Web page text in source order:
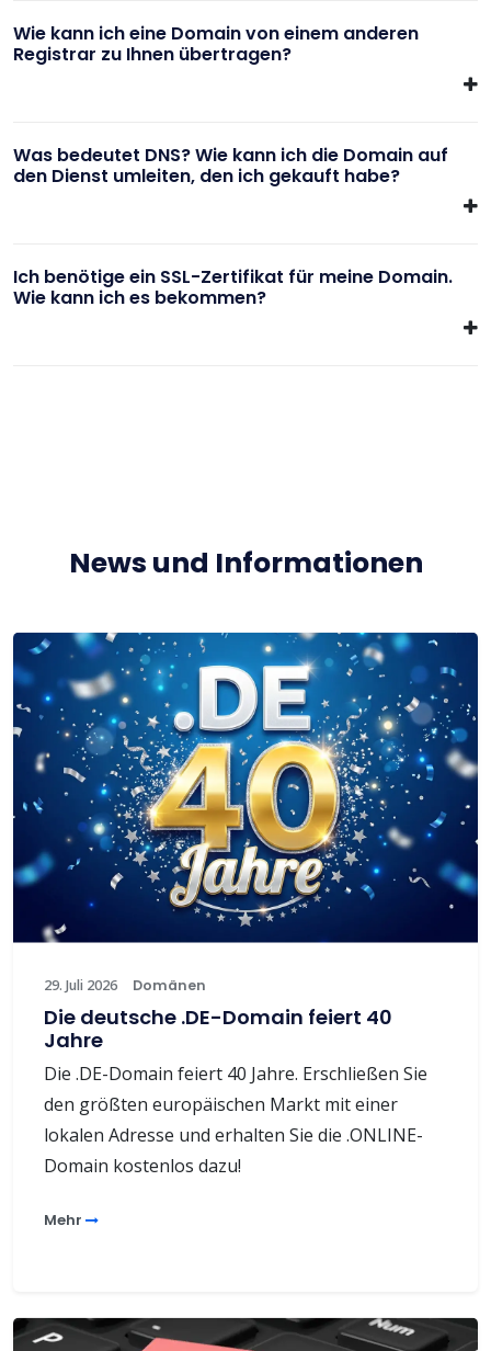
Wie kann ich eine Domain von einem anderen
Registrar zu Ihnen übertragen?
Was bedeutet DNS? Wie kann ich die Domain auf
den Dienst umleiten, den ich gekauft habe?
Ich benötige ein SSL-Zertifikat für meine Domain.
Wie kann ich es bekommen?
News und Informationen
29. Juli 2026 Domänen
Die deutsche .DE-Domain feiert 40
Jahre
Die .DE-Domain feiert 40 Jahre. Erschließen Sie
den größten europäischen Markt mit einer
lokalen Adresse und erhalten Sie die .ONLINE-
Domain kostenlos dazu!
Mehr